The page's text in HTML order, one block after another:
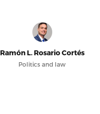
Ramón L. Rosario Cortés
Politics and law